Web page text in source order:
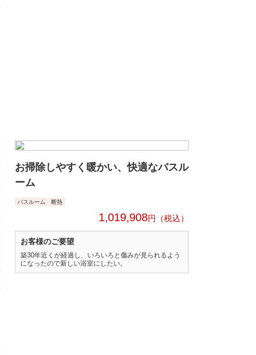
お掃除しやすく暖かい、快適なバスル
ーム
バスルーム 断熱
1,019,908円
お客様のご要望
築30年近くが経過し、いろいろと傷みが見られるよう
になったので新しい浴室にしたい。